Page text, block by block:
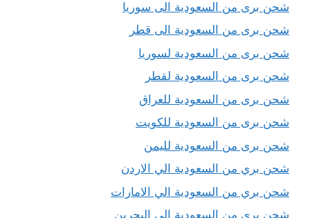
شحن برى من السعودية الى سوريا
شحن برى من السعودية الى قطر
شحن برى من السعودية لسوريا
شحن برى من السعودية لقطر
شحن برى من السعودية للعراق
شحن برى من السعودية للكويت
شحن برى من السعودية لليمن
شحن بري من السعودية الي الاردن
شحن بري من السعودية الي الامارات
شحن بري من السعودية الي البحرين